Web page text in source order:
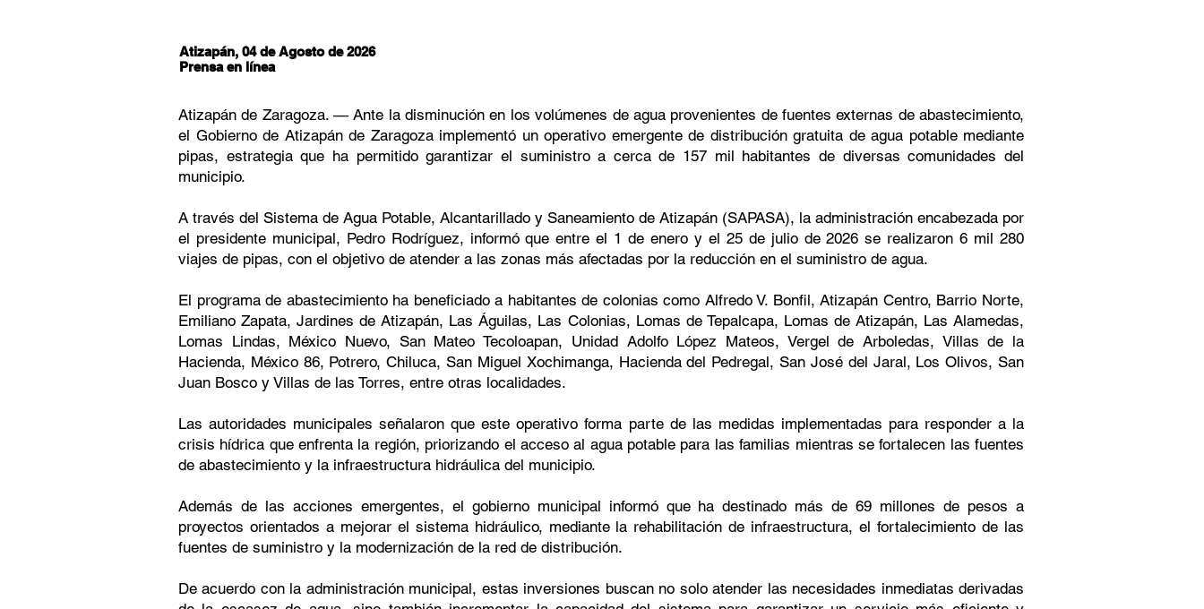
Atizapán, 04 de Agosto de 2026
Prensa en línea
Atizapán de Zaragoza. — Ante la disminución en los volúmenes de agua provenientes de fuentes externas de abastecimiento,
el Gobierno de Atizapán de Zaragoza implementó un operativo emergente de distribución gratuita de agua potable mediante
pipas, estrategia que ha permitido garantizar el suministro a cerca de 157 mil habitantes de diversas comunidades del
municipio.
A través del Sistema de Agua Potable, Alcantarillado y Saneamiento de Atizapán (SAPASA), la administración encabezada por
el presidente municipal, Pedro Rodríguez, informó que entre el 1 de enero y el 25 de julio de 2026 se realizaron 6 mil 280
viajes de pipas, con el objetivo de atender a las zonas más afectadas por la reducción en el suministro de agua.
El programa de abastecimiento ha beneficiado a habitantes de colonias como Alfredo V. Bonfil, Atizapán Centro, Barrio Norte,
Emiliano Zapata, Jardines de Atizapán, Las Águilas, Las Colonias, Lomas de Tepalcapa, Lomas de Atizapán, Las Alamedas,
Lomas Lindas, México Nuevo, San Mateo Tecoloapan, Unidad Adolfo López Mateos, Vergel de Arboledas, Villas de la
Hacienda, México 86, Potrero, Chiluca, San Miguel Xochimanga, Hacienda del Pedregal, San José del Jaral, Los Olivos, San
Juan Bosco y Villas de las Torres, entre otras localidades.
Las autoridades municipales señalaron que este operativo forma parte de las medidas implementadas para responder a la
crisis hídrica que enfrenta la región, priorizando el acceso al agua potable para las familias mientras se fortalecen las fuentes
de abastecimiento y la infraestructura hidráulica del municipio.
Además de las acciones emergentes, el gobierno municipal informó que ha destinado más de 69 millones de pesos a
proyectos orientados a mejorar el sistema hidráulico, mediante la rehabilitación de infraestructura, el fortalecimiento de las
fuentes de suministro y la modernización de la red de distribución.
De acuerdo con la administración municipal, estas inversiones buscan no solo atender las necesidades inmediatas derivadas